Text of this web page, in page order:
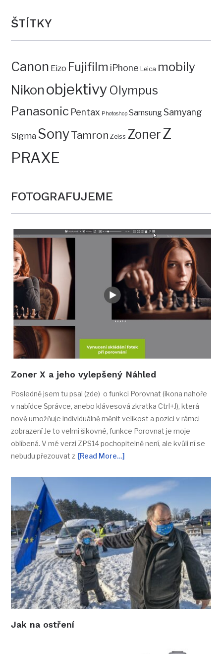
ŠTÍTKY
Canon Eizo Fujifilm iPhone Leica mobily
Nikon objektivy Olympus
Panasonic Pentax Photoshop SamsungSamyang
Sigma SonyTamron Zeiss ZonerZ
PRAXE
FOTOGRAFUJEME
Zoner X a jeho vylepšený Náhled
Posledně jsem tu psal (zde) o funkci Porovnat (ikona nahoře
v nabídce Správce, anebo klávesová zkratka Ctrl+J), která
nově umožňuje individuálně měnit velikost a pozici v rámci
zobrazení Je to velmi šikovné, funkce Porovnat je moje
oblíbená. V mé verzi ZPS14 pochopitelně není, ale kvůli ní se
nebudu přezouvat z [Read More…]
Jak na ostření